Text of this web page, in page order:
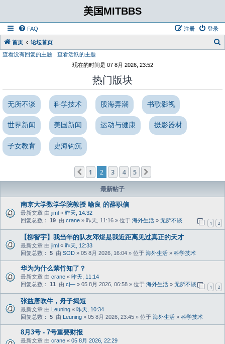
美国MITBBS
FAQ 登录
注册
首页 论坛首页
查看没有回复的主题
查看活跃的主题
现在的时间是 07 8月 2026, 23:52
热门版块
无所不谈 科学技术 股海弄潮 书歌影视
世界新闻 美国新闻 运动与健康 摄影器材
子女教育 史海钩沉
上一页
1 2 3 4 5
最新帖子
南京大学数学学院教授 喻良 的辞职信
最新文章 由 jiml « 昨天, 14:32
回复总数： 19 1 2
由 crane » 昨天, 11:16 » 位于 海外生活 » 无所不谈
【柳智宇】我当年的队友邓煜是我近距离见过真正的天才
最新文章 由 jiml « 昨天, 12:33
回复总数： 5 由 SOD » 05 8月 2026, 16:04 » 位于 海外生活 » 科学技术
华为为什么禁竹知了？
最新文章 由 crane « 昨天, 11:14
回复总数： 11 1 2
由 cj— » 05 8月 2026, 06:58 » 位于 海外生活 » 无所不谈
张益唐吹牛，舟子揭短
最新文章 由 Leuning « 昨天, 10:34
回复总数： 5 由 Leuning » 05 8月 2026, 23:45 » 位于 海外生活 » 科学技术
8月3号 - 7号重要财报
最新文章 由 crane « 05 8月 2026, 22:29